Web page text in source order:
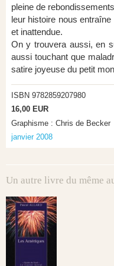
pleine de
leur histoire nous
et inattendue.
On y trouvera aussi, en
aussi touchant que
satire joyeuse du petit
ISBN 9782859207980
16,00 EUR
Graphisme : Chris de Becker
janvier 2008
Un autre livre du même